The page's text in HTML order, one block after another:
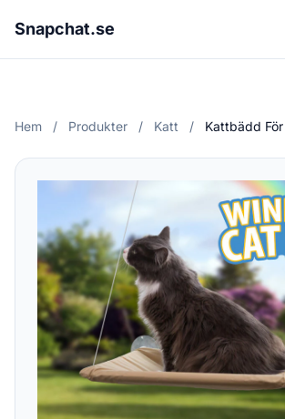
Snapchat.se
Hem / Produkter / Katt / Kattbädd